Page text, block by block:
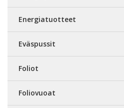
Energiatuotteet
Eväspussit
Foliot
Foliovuoat